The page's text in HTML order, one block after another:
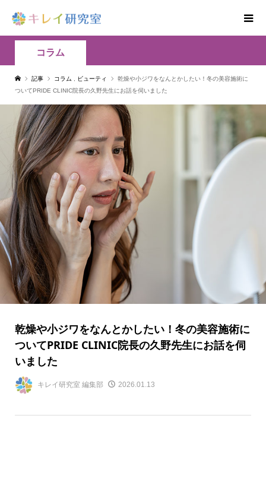
コラム
記事 コラム ビューティ
乾燥や小ジワをなんとかしたい！冬の美容施術に
ついてPRIDE CLINIC院長の久野先生にお話を伺いました
乾燥や小ジワをなんとかしたい！冬の美容施術に
ついてPRIDE CLINIC院長の久野先生にお話を伺
いました
キレイ研究室 編集部 2026.01.13